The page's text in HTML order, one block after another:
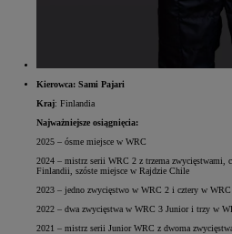
Kierowca: Sami Pajari
Kraj: Finlandia
Najważniejsze osiągnięcia:
2025 – ósme miejsce w WRC
2024 – mistrz serii WRC 2 z trzema zwycięstwami,
Finlandii, szóste miejsce w Rajdzie Chile
2023 – jedno zwycięstwo w WRC 2 i cztery w
2022 – dwa zwycięstwa w WRC 3 Junior i trzy w
2021 – mistrz serii Junior WRC z dwoma